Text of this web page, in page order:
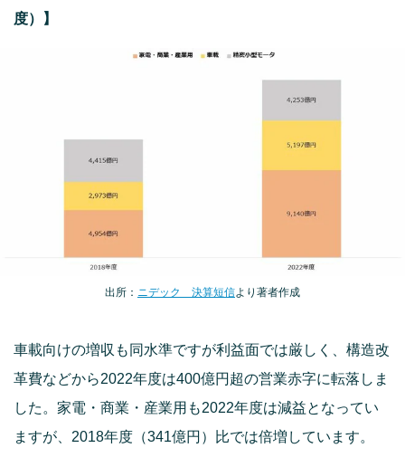
度）】
出所： ニデック 決算短信より著者作成
車載向けの増収も同水準ですが利益面では厳しく、構造改
革費などから2022年度は400億円超の営業赤字に転落しま
した。家電・商業・産業用も2022年度は減益となってい
ますが、2018年度（341億円）比では倍増しています。